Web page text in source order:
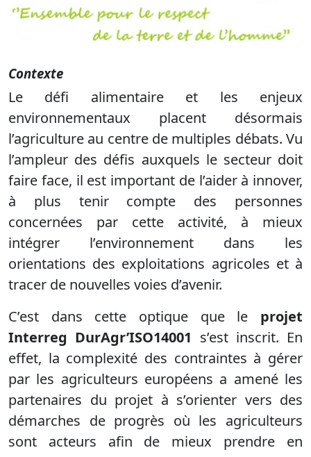
Contexte
Le défi alimentaire et les enjeux
environnementaux placent désormais
l’agriculture au centre de multiples débats. Vu
l’ampleur des défis auxquels le secteur doit
faire face, il est important de l’aider à innover,
à plus tenir compte des personnes
concernées par cette activité, à mieux
intégrer l’environnement dans les
orientations des exploitations agricoles et à
tracer de nouvelles voies d’avenir.
C’est dans cette optique que le projet
Interreg DurAgr’ISO14001 s’est inscrit. En
effet, la complexité des contraintes à gérer
par les agriculteurs européens a amené les
partenaires du projet à s’orienter vers des
démarches de progrès où les agriculteurs
sont acteurs afin de mieux prendre en